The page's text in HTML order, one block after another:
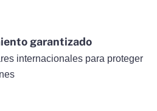
garantizado
internacionales para proteger